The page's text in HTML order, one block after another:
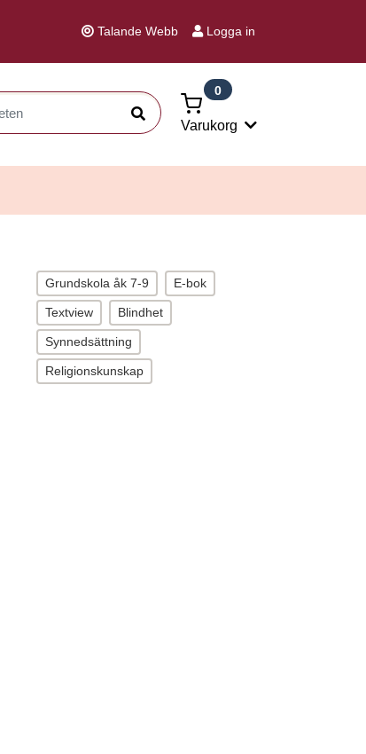
Talande Webb Logga in
Sök
Varukorg
0
Grundskola åk 7-9 E-bok
Textview Blindhet
Synnedsättning
Religionskunskap